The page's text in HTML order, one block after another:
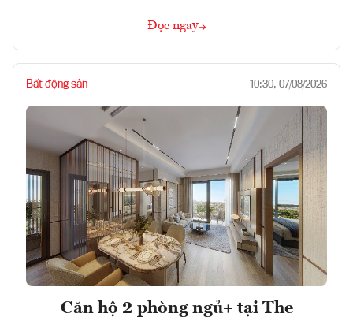
Đọc ngay
Bất động sản 10:30, 07/08/2026
Căn hộ 2 phòng ngủ+ tại The